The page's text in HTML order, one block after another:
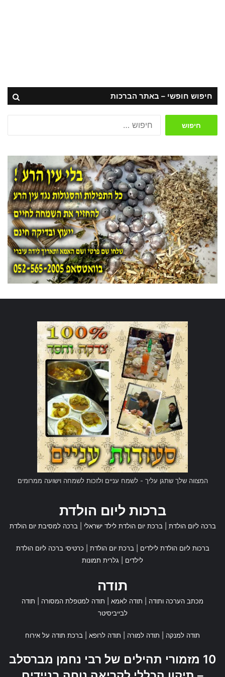
לצחוק עד דמעות, והמון סיפוק בכל
מה שתבחר/י לעשות.
איחול מיוחד לשנה החדשה:
שתדע/י תמיד להקשיב ללב שלך,
לסמוך על הדרך שלך, ולדעת שאני
כאן איתך בכל צעד. שנה טובה,
מלאת אנרגיה ושמחה!
ברכה 4: "חברות שנבחנת ברגעים
הקטנים"
יודעים שהם תמיד שם."
שתהיה לך שנה נפלאה, מלאה בהגשמה עצמית, בריאות,
אהבה, טיולים, חוויות חדשות ושיחות נפש אל תוך הלילה.
תודה על חברות אמת. שנה טובה ומבורכת!
3. ברכות לראש השנה לעובדים,
קולגות ולקוחות
בעולם העסקי, איחולים לראש השנה הם הזדמנות מעולה לחיזוק
קשרים, להבעת הערכה על עבודה קשה ולהצבת מטרות משותפות
לשנה הבאה.
ברכה 5: "ברכה לעובדים – הכוח
שמאחורי ההצלחה"
צוות יקר ומסור,
עם סיומה של השנה החולפת, זהו
הזמן המדויק לעצור ולהגיד לכם
הצמיחה והדרך שעשינו יחד הם
חיפוש חופשי – באתר הברכות
המצווה שלך שתגן עליך - לשמח עניים ולזכות לשמחה וישועה ממרומים
ברכות ליום הולדת
ברכה ליום הולדת ברכת יום הולדת לילד ישראלי ברכה למסיבת יום הולדת
ברכות ליום הולדת לילדים ברכת יום הולדת
כרטיסי ברכה ליום הולדת
לילדים
גלרית תמונות
תודה
מכתב הערכה ותודה תודה לאמא תודה למטפלת המסורה
תודה
לבייביסיטר
תודה למנקה תודה למורה תודה לרופא ברכת תודה על אירוח
10 מזמורי תהילים של רבי נחמן מברסלב